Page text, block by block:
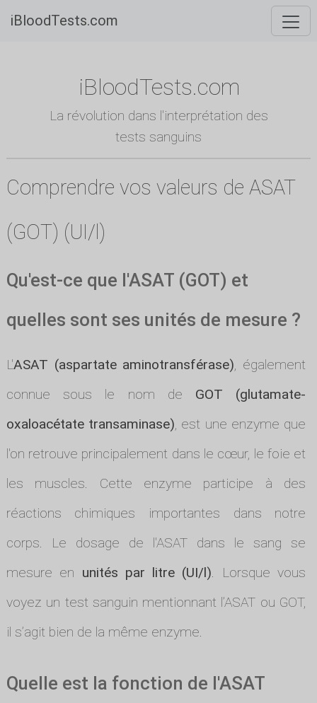
iBloodTests.com
iBloodTests.com
La révolution dans l'interprétation des
tests sanguins
Comprendre vos valeurs de ASAT
(GOT) (UI/l)
Qu'est-ce que l'ASAT (GOT) et
quelles sont ses unités de mesure ?
L'ASAT (aspartate aminotransférase), également
connue sous le nom de GOT (glutamate-
oxaloacétate transaminase), est une enzyme que
l'on retrouve principalement dans le cœur, le foie et
les muscles. Cette enzyme participe à des
réactions chimiques importantes dans notre
corps. Le dosage de l'ASAT dans le sang se
mesure en unités par litre (UI/l). Lorsque vous
voyez un test sanguin mentionnant l’ASAT ou GOT,
il s’agit bien de la même enzyme.
Quelle est la fonction de l'ASAT